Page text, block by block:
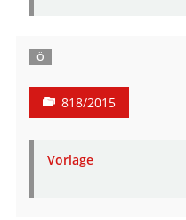
Ö
818/2015
Vorlage